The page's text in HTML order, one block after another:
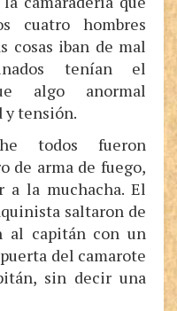
cuatro hombres
cosas iban de mal
tenían el
algo anormal
y tensión.
todos fueron
de arma de fuego,
la muchacha. El
saltaron de
al capitán con un
del camarote
sin decir una